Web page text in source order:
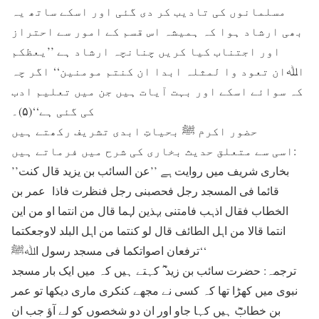
مسلمانوں کی تادیب کر دی گئی اور اسکے ساتھ یہ
بھی ارشاد ہوا کہ ہمیشہ اس قسم کے امور سے احتراز
اور اجتناب کیا کریں چنانچہ ارشاد ہے ’’یعظکم
اﷲان تعود وا لمثلہ ابدا ان کنتم مومنین‘‘ اگر چہ
کہ سوائے اسکے اور بہت آیات ہیں جن میں تعلیم ادب
کی گئی ہے‘‘(۵)۔
حضور اکرم ﷺ بحیاتِ ابدی تشریف رکھتے ہیں
اسی سے متعلق حدیث بخاری کی شرح میں فرماتے ہیں:
’’بخاری شریف میں روایت ہے ’’عن السائب بن یزید قال کنت
قائما فی المسجد رجل فحصبنی رجل فنظرت فاذا عمر بن
الخطاب فقال اذہب فامتنی بہذین لہما قال من انتما او من این
انتما قالا من اہل الطائف قال لو کنتما من اہل البلد لاوجعکتما
ترفعان اصواتکما فی مسجد رسول اﷲﷺ‘‘
ترجمہ: حضرت سائب بن زید ؓ کہتے ہیں کہ میں ایک بار مسجد
نبوی میں کھڑا تھا کہ کسی نے مجھے کنکری ماری دیکھا تو عمر
بن خطابؓ ہیں کہا جاو اور ان دو شخصوں کو لے آؤ جب ان